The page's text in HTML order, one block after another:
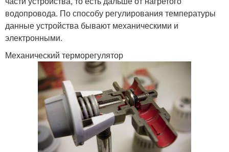
водопровода. По способу регулирования температуры
данные устройства бывают механическими и
электронными.
Механический терморегулятор